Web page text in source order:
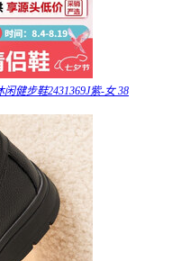
健步鞋2431369J紫-女 38